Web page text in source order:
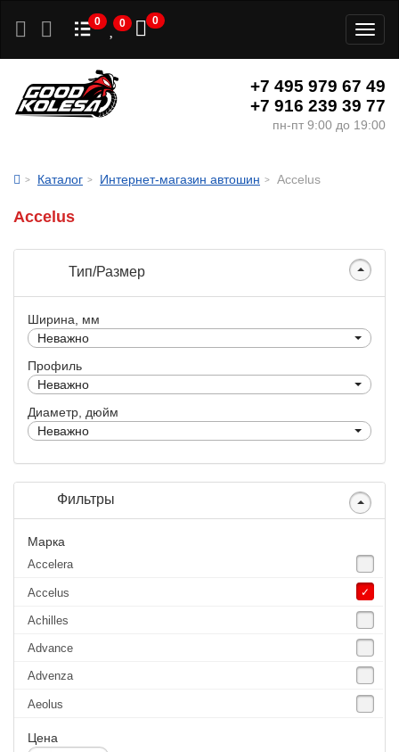
0 0 0
+7 495 979 67 49
+7 916 239 39 77
пн-пт 9:00 до 19:00
Каталог Интернет-магазин автошин Accelus
Accelus
Тип/Размер
Ширина, мм
Неважно
Профиль
Неважно
Диаметр, дюйм
Неважно
Фильтры
Марка
Accelera
Accelus
Achilles
Advance
Advenza
Aeolus
Agate
Цена